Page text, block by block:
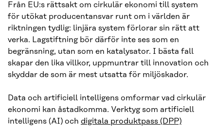
Från EU:s rättsakt om cirkulär ekonomi till system
för utökat producentansvar runt om i världen är
riktningen tydlig: linjära system förlorar sin rätt att
verka. Lagstiftning bör därför inte ses som en
begränsning, utan som en katalysator. I bästa fall
skapar den lika villkor, uppmuntrar till innovation och
skyddar de som är mest utsatta för miljöskador.
Data och artificiell intelligens omformar vad cirkulär
ekonomi kan åstadkomma. Verktyg som artificiell
intelligens (AI) och digitala produktpass (DPP)